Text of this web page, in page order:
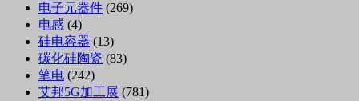
电子元器件 (269)
电感 (4)
硅电容器 (13)
碳化硅陶瓷 (83)
笔电 (242)
艾邦5G加工展 (781)